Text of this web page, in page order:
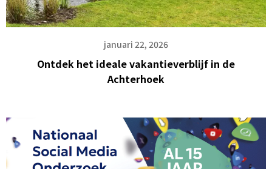
januari 22, 2026
Ontdek het ideale vakantieverblijf in de
Achterhoek